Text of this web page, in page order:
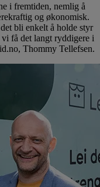
i fremtiden, nemlig å
og økonomisk.
bli enkelt å holde styr
få det langt ryddigere i
Thommy Tellefsen.